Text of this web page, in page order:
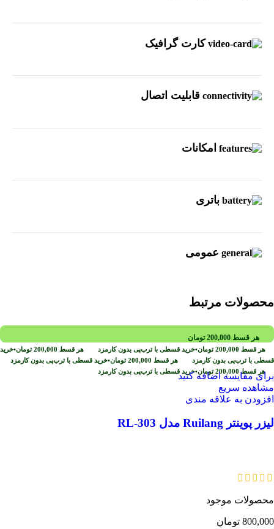
کارت گرافیک
قابلیت اتصال
امکانات
باتری
عمومی
محصولات مرتبط
هر قسط 200,000 تومان
هر قسط 200,000 تومان•خرید قسطی با ترب‌پی بدون کارمزد هر قسط 200,000 تومان•خرید
قسطی با ترب‌پی بدون کارمزد
هر قسط 200,000 تومان•خرید قسطی با ترب‌پی بدون کارمزد
هر قسط 200,000 تومان•خرید قسطی با ترب‌پی بدون کارمزدبرای مقایسه اضافه کنید
مشاهده سریع
افزودن به علاقه مندی
لیزر پوینتر Ruilang مدل RL-303
محصولات موجود
800,000 تومان